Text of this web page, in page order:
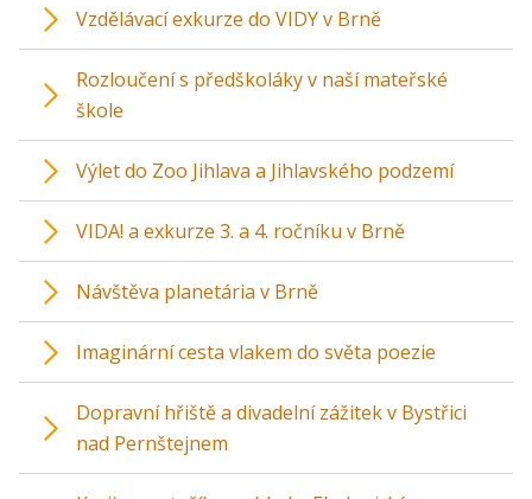
Vzdělávací exkurze do VIDY v Brně
Rozloučení s předškoláky v naší mateřské
škole
Výlet do Zoo Jihlava a Jihlavského podzemí
VIDA! a exkurze 3. a 4. ročníku v Brně
Návštěva planetária v Brně
Imaginární cesta vlakem do světa poezie
Dopravní hřiště a divadelní zážitek v Bystřici
nad Pernštejnem